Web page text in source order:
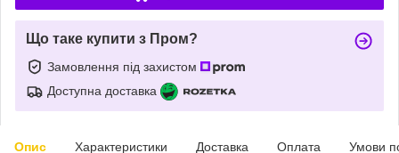
Що таке купити з Пром?
Замовлення під захистом
Доступна доставка
Опис Характеристики Доставка Оплата Умови